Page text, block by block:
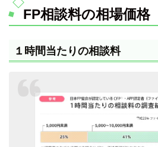
FP相談料の相場価格
１時間当たりの相談料